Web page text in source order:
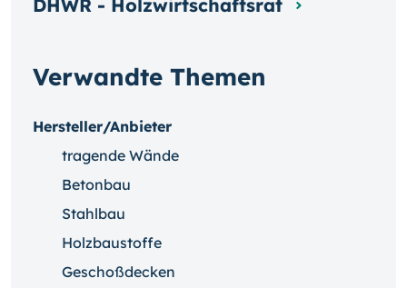
Verwandte Themen
Hersteller/Anbieter
tragende Wände
Betonbau
Stahlbau
Holzbaustoffe
Geschoßdecken
DHWR - Holzwirtschaftsrat